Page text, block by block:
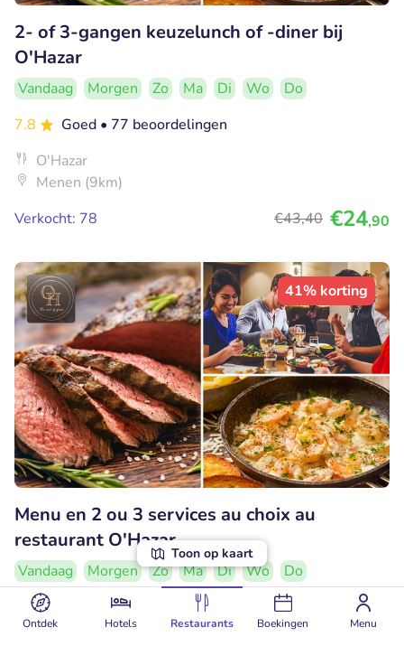
Ontdek Hotels Restaurants Boekingen Menu
Toon op kaart
2- of 3-gangen keuzelunch of -diner bij
O'Hazar
Vandaag Morgen Zo Ma Di Wo
Do
7.8
Goed • 77 beoordelingen
O'Hazar
Menen (9km)
Verkocht: 78
€43,40 €24,90
41% korting
Menu en 2 ou 3 services au choix au
restaurant O'Hazar
Vandaag Morgen Zo Ma Di Wo
Do
7.8
• 77 beoordelingen